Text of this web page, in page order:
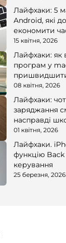
Лайфхаки: 5
Android, які
економити
15 квітня, 2026
Лайфхаки: як
програм у
08 квітня, 2026
Лайфхаки:
заряджання
насправді
01 квітня, 2026
Лайфхаки.
функцію Back
керування
25 березня, 2026